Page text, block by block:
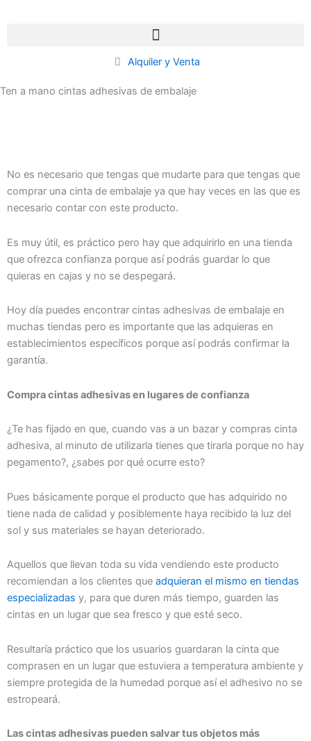
Alquiler y Venta
Ten a mano cintas adhesivas de embalaje
No es necesario que tengas que mudarte para que tengas que
comprar una cinta de embalaje ya que hay veces en las que es
necesario contar con este producto.
Es muy útil, es práctico pero hay que adquirirlo en una tienda
que ofrezca confianza porque así podrás guardar lo que
quieras en cajas y no se despegará.
Hoy día puedes encontrar cintas adhesivas de embalaje en
muchas tiendas pero es importante que las adquieras en
establecimientos específicos porque así podrás confirmar la
garantía.
Compra cintas adhesivas en lugares de confianza
¿Te has fijado en que, cuando vas a un bazar y compras cinta
adhesiva, al minuto de utilizarla tienes que tirarla porque no hay
pegamento?, ¿sabes por qué ocurre esto?
Pues básicamente porque el producto que has adquirido no
tiene nada de calidad y posiblemente haya recibido la luz del
sol y sus materiales se hayan deteriorado.
Aquellos que llevan toda su vida vendiendo este producto
recomiendan a los clientes que adquieran el mismo en tiendas
especializadas y, para que duren más tiempo, guarden las
cintas en un lugar que sea fresco y que esté seco.
Resultaría práctico que los usuarios guardaran la cinta que
comprasen en un lugar que estuviera a temperatura ambiente y
siempre protegida de la humedad porque así el adhesivo no se
estropeará.
Las cintas adhesivas pueden salvar tus objetos más